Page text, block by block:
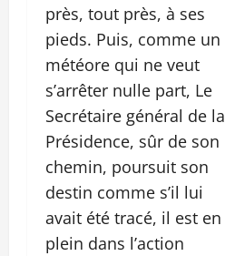
près, tout près, à ses
pieds. Puis, comme un
météore qui ne veut
s’arrêter nulle part, Le
Secrétaire général de la
Présidence, sûr de son
chemin, poursuit son
destin comme s’il lui
avait été tracé, il est en
plein dans l’action